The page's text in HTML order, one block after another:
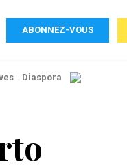
ABONNEZ-VOUS
Diaspora